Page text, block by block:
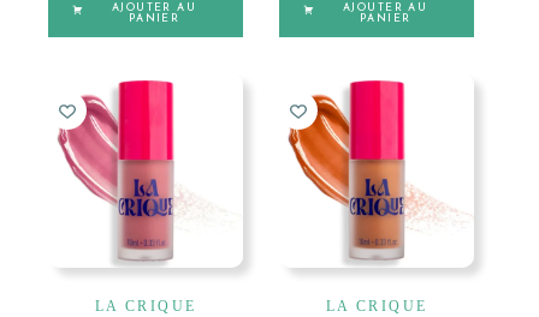
AJOUTER AU
PANIER
AJOUTER AU
PANIER
LA CRIQUE LA CRIQUE